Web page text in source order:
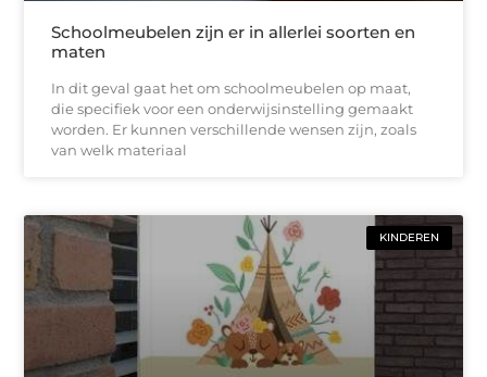
Schoolmeubelen zijn er in allerlei soorten en
maten
In dit geval gaat het om schoolmeubelen op maat,
die specifiek voor een onderwijsinstelling gemaakt
worden. Er kunnen verschillende wensen zijn, zoals
van welk materiaal
KINDEREN